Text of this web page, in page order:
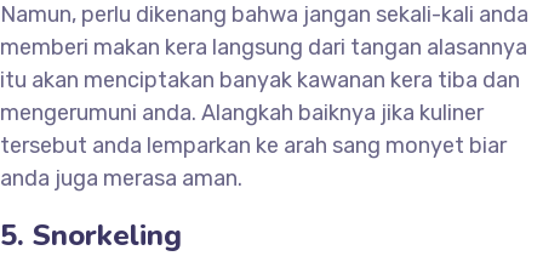
Namun, perlu dikenang bahwa jangan sekali-kali anda
memberi makan kera langsung dari tangan alasannya
itu akan menciptakan banyak kawanan kera tiba dan
mengerumuni anda. Alangkah baiknya jika kuliner
tersebut anda lemparkan ke arah sang monyet biar
anda juga merasa aman.
5. Snorkeling